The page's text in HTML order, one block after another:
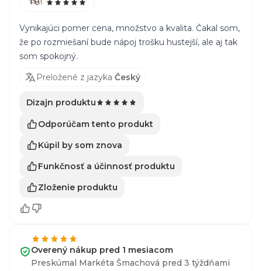
Vynikajúci pomer cena, množstvo a kvalita. Čakal som,
že po rozmiešaní bude nápoj trošku hustejší, ale aj tak
som spokojný.
Preložené z jazyka Český
Dizajn produktu
Odporúčam tento produkt
Kúpil by som znova
Funkčnosť a účinnosť produktu
Zloženie produktu
Overený nákup pred 1 mesiacom
Preskúmal Markéta Šmachová pred 3 týždňami